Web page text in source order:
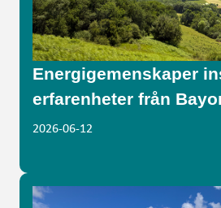
Energigemenskaper
erfarenheter från
2026-06-12